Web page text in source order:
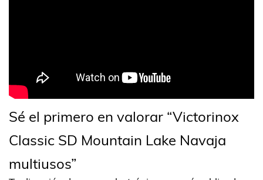
Sé el primero en valorar “Victorinox
Classic SD Mountain Lake Navaja
multiusos”